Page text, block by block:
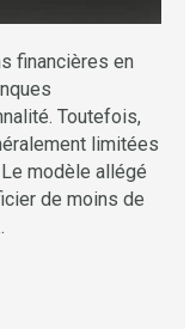
financières en
Toutefois,
limitées
modèle allégé
de moins de